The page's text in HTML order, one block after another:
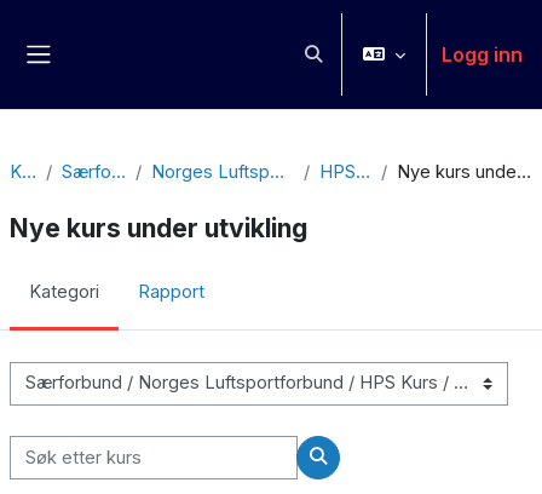
Veksle inndata for søkLogg inn
Kurs Særforbund Norges Luftsportforbund HPS Kurs Nye kurs under utvikling
Nye kurs under utvikling
Kategori Rapport
Kurskategorier
Søk etter kurs
Søk etter kurs